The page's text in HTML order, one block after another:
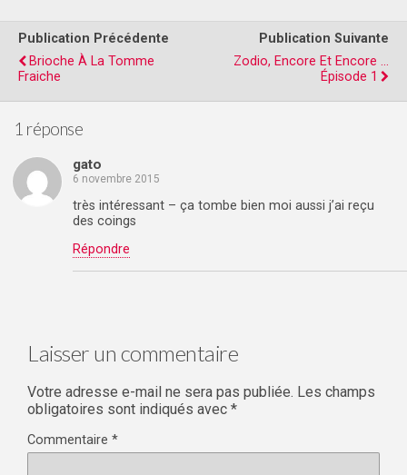
Publication Précédente
Brioche À La Tomme
Fraiche
Publication Suivante
Zodio, Encore Et Encore ...
Épisode 1
1 réponse
gato
6 novembre 2015
très intéressant – ça tombe bien moi aussi j’ai reçu
des coings
Répondre
Laisser un commentaire
Votre adresse e-mail ne sera pas publiée. Les champs
obligatoires sont indiqués avec *
Commentaire *